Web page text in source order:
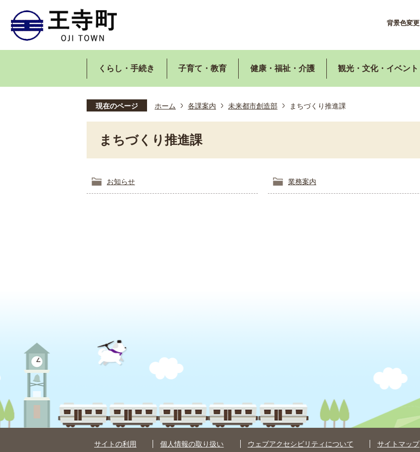
背景色変更
くらし・手続き 子育て・教育 健康・福祉・介護 観光・文化・イベント
現在のページ ホーム 各課案内 未来都市創造部 まちづくり推進課
まちづくり推進課
お知らせ 業務案内
サイトの利用 個人情報の取り扱い ウェブアクセシビリティについて サイトマップ